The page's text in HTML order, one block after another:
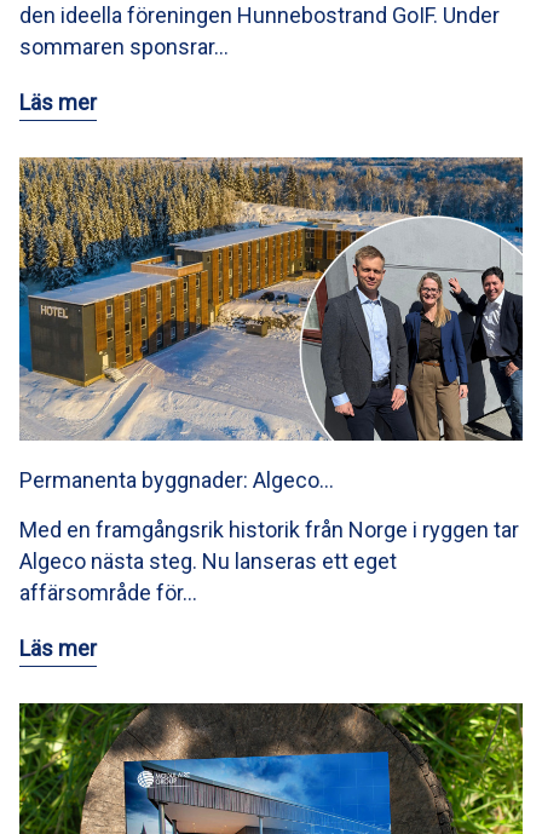
den ideella föreningen Hunnebostrand GoIF. Under
sommaren sponsrar…
Läs mer
Permanenta byggnader: Algeco…
Med en framgångsrik historik från Norge i ryggen tar
Algeco nästa steg. Nu lanseras ett eget
affärsområde för…
Läs mer